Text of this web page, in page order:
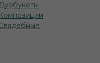
Композиции